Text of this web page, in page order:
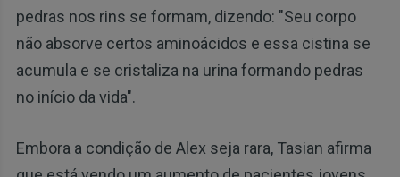
pedras nos rins se formam, dizendo: "Seu corpo
não absorve certos aminoácidos e essa cistina se
acumula e se cristaliza na urina formando pedras
no início da vida".
Embora a condição de Alex seja rara, Tasian afirma